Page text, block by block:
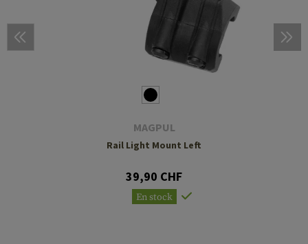
MAGPUL
Rail Light Mount Left
39,90 CHF
En stock